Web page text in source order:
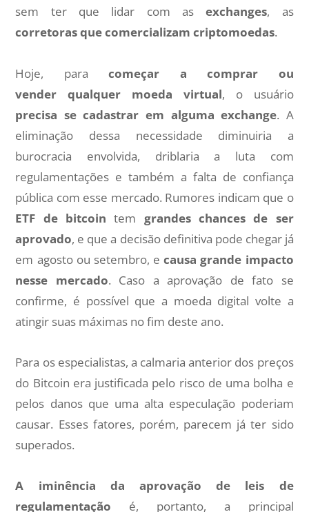
sem ter que lidar com asexchanges, as
corretoras que comercializam criptomoedas.
Hoje, paracomeçar a comprar ou
vender qualquer moeda virtual, o usuário
precisa se cadastrar em alguma exchange. A
eliminação dessa necessidade diminuiria a
burocracia envolvida, driblaria a luta com
regulamentações e também a falta de confiança
pública com esse mercado. Rumores indicam que o
ETF de bitcoin tem grandes chances de ser
aprovado, e que a decisão definitiva pode chegar já
em agosto ou setembro, ecausa grande impacto
nesse mercado. Caso a aprovação de fato se
confirme, é possível que a moeda digital volte a
atingir suas máximas no fim deste ano.
Para os especialistas, a calmaria anterior dos preços
do Bitcoin era justificada pelo risco de uma bolha e
pelos danos que uma alta especulação poderiam
causar. Esses fatores, porém, parecem já ter sido
superados.
A iminência da aprovação de leis de
regulamentação é, portanto, a principal